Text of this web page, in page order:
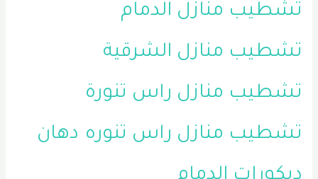
تشطيب منازل الدمام
تشطيب منازل الشرقية
تشطيب منازل راس تنورة
تشطيب منازل راس تنوره دهان